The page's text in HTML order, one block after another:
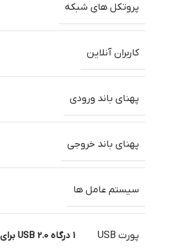
پروتکل های شبکه
کاربران آنلاین
پهنای باند ورودی
پهنای باند خروجی
سیستم عامل ها
پورت USB 1 درگاه USB 2.0 برای پنل عقبی، 1 درگاه USB 2.0 برای پنل جلویی